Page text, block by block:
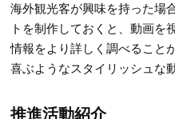
海外観光客が興味を持った場
トを制作しておくと、動画を
情報をより詳しく調べること
喜ぶようなスタイリッシュな
推進活動紹介